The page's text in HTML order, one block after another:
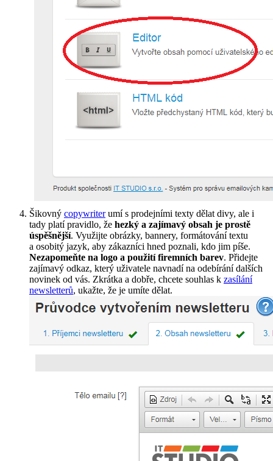
Šikovný copywriterumí s prodejními texty dělat divy, ale i
tady platí pravidlo, že hezký a zajímavý obsah je prostě
úspěšnější. Využijte obrázky, bannery, formátování textu
a osobitý jazyk, aby zákazníci hned poznali, kdo jim píše.
Nezapomeňte na logo a použití firemních barev. Přidejte
zajímavý odkaz, který uživatele navnadí na odebírání dalších
novinek od vás. Zkrátka a dobře, chcete souhlas k zasílání
newsletterů, ukažte, že je umíte dělat.